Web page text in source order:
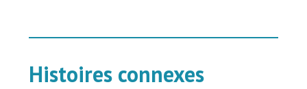
Histoires connexes